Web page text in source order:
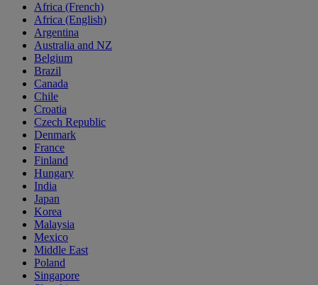
Africa (French)
Africa (English)
Argentina
Australia and NZ
Belgium
Brazil
Canada
Chile
Croatia
Czech Republic
Denmark
France
Finland
Hungary
India
Japan
Korea
Malaysia
Mexico
Middle East
Poland
Singapore